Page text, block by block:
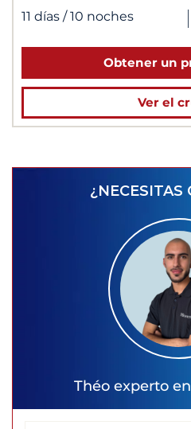
11 días / 10 noches |
Obtener un
Ver el
¿NECESITAS
Théo experto